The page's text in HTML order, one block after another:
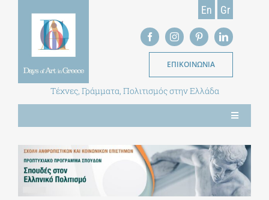
En Gr
ΕΠΙΚΟΙΝΩΝΙΑ
Τέχνες, Γράμματα, Πολιτισμός στην Ελλάδα
Toggle
Navigation
ΝΕΑ
ΕΝΤΥΠΗ ΕΚΔΟΣΗ